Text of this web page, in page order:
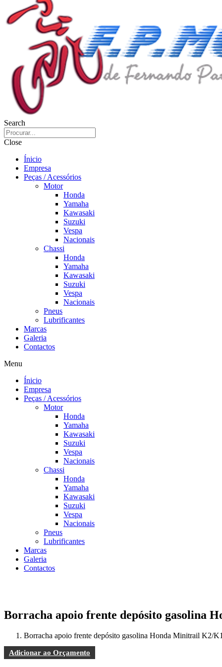
Search
Close
Ínicio
Empresa
Peças / Acessórios
Motor
Honda
Yamaha
Kawasaki
Suzuki
Vespa
Nacionais
Chassi
Honda
Yamaha
Kawasaki
Suzuki
Vespa
Nacionais
Pneus
Lubrificantes
Marcas
Galeria
Contactos
Menu
Ínicio
Empresa
Peças / Acessórios
Motor
Honda
Yamaha
Kawasaki
Suzuki
Vespa
Nacionais
Chassi
Honda
Yamaha
Kawasaki
Suzuki
Vespa
Nacionais
Pneus
Lubrificantes
Marcas
Galeria
Contactos
Borracha apoio frente depósito gasolina
Borracha apoio frente depósito gasolina Honda Minitrail K2/
Adicionar ao Orçamento